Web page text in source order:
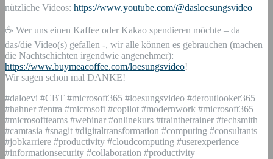
nützliche Videos: https://www.youtube.com/@dasloesungsvideo
☕ Wer uns einen Kaffee oder Kakao spendieren möchte – da
das/die Video(s) gefallen -, wir alle können es gebrauchen (machen
die Nachtschichten irgendwie angenehmer):
https://www.buymeacoffee.com/loesungsvideo!
Wir sagen schon mal DANKE!
#daloevi #CBT #microsoft365 #loesungsvideo #deroutlooker365
#hahner #entra #microsoft #copilot #modernwork #microsoft365
#microsoftteams #webinar #onlinekurs #trainthetrainer #techsmith
#camtasia #snagit #digitaltransformation #computing #consultants
#jobkarriere #productivity #cloudcomputing #userexperience
#informationsecurity #collaboration #productivity